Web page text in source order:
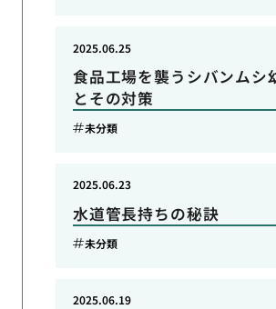
食品工場を襲うシバンムシ
とその対策
2025.06.25
未分類
水道管長持ちの秘訣
2025.06.23
未分類
2025.06.19